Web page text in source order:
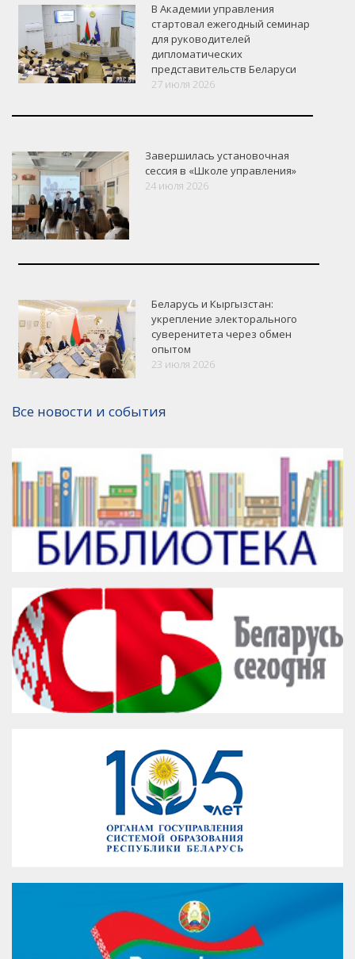
VK Google+ Facebook
В Академии управления
стартовал ежегодный семинар
для руководителей
дипломатических
представительств Беларуси
27 июля 2026
Завершилась установочная
сессия в «Школе управления»
24 июля 2026
Беларусь и Кыргызстан:
укрепление электорального
суверенитета через обмен
опытом
23 июля 2026
Все новости и события